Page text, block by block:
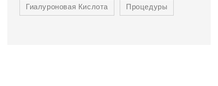
Гиалуроновая Кислота
Процедуры